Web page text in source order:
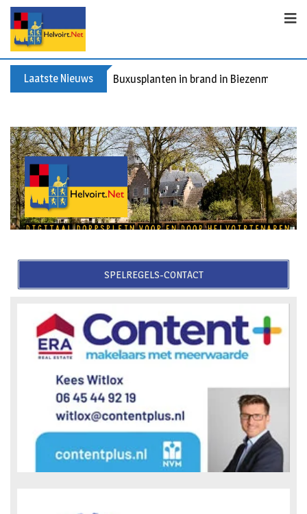
Laatste Nieuws Buxusplanten in brand in Biezenmortel,
SPELREGELS-CONTACT